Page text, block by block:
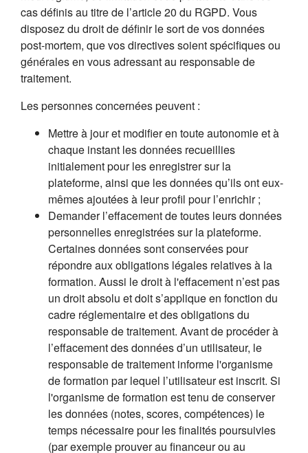
cas définis au titre de l’article 20 du RGPD. Vous
disposez du droit de définir le sort de vos données
post-mortem, que vos directives soient spécifiques ou
générales en vous adressant au responsable de
traitement.
Les personnes concernées peuvent :
Mettre à jour et modifier en toute autonomie et à
chaque instant les données recueillies
initialement pour les enregistrer sur la
plateforme, ainsi que les données qu’ils ont eux-
mêmes ajoutées à leur profil pour l’enrichir ;
Demander l’effacement de toutes leurs données
personnelles enregistrées sur la plateforme.
Certaines données sont conservées pour
répondre aux obligations légales relatives à la
formation. Aussi le droit à l'effacement n’est pas
un droit absolu et doit s’applique en fonction du
cadre réglementaire et des obligations du
responsable de traitement. Avant de procéder à
l’effacement des données d’un utilisateur, le
responsable de traitement informe l'organisme
de formation par lequel l’utilisateur est inscrit. Si
l'organisme de formation est tenu de conserver
les données (notes, scores, compétences) le
temps nécessaire pour les finalités poursuivies
(par exemple prouver au financeur ou au